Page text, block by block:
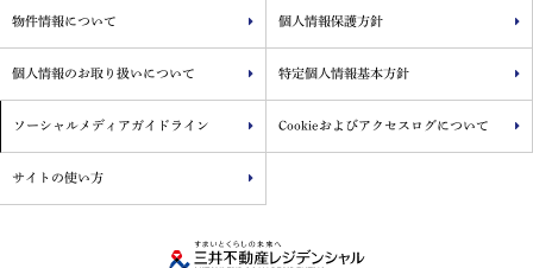
物件情報について 個人情報保護方針
個人情報のお取り扱いについて 特定個人情報基本方針
ソーシャルメディアガイドライン Cookieおよびアクセスログについて
サイトの使い方